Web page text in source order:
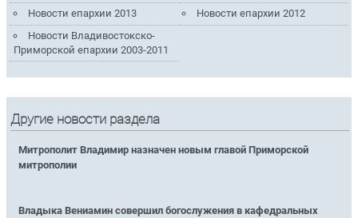
Новости епархии 2013
Новости епархии 2012
Новости Владивостокско-
Приморской епархии 2003-2011
Другие новости раздела
Митрополит Владимир назначен новым главой Приморской
митрополии
Владыка Вениамин совершил богослужения в кафедральных